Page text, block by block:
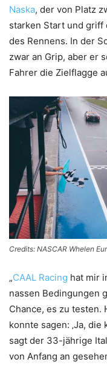
Naska, der von Platz
starken Start und griff
des Rennens. In der
zwar an Grip, aber er
Fahrer die Zielflagge
Credits: NASCAR Whelen
„CAAL Racing hat mir
nassen Bedingungen
Chance, es zu testen.
konnte sagen: ‚Ja,
sagt der 33-jährige
von Anfang an